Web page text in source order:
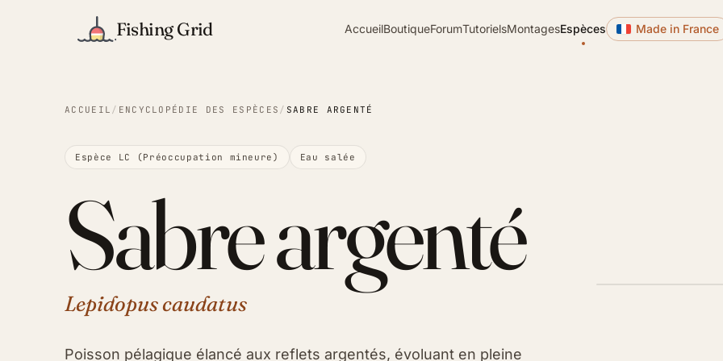
Fishing Grid AccueilBoutiqueForumTutorielsMontagesEspèces Made in France
ACCUEIL / ENCYCLOPÉDIE DES ESPÈCES / SABRE ARGENTÉ
Espèce LC (Préoccupation mineure) Eau salée
Sabre argenté
Lepidopus caudatus
Poisson pélagique élancé aux reflets argentés, évoluant en pleine